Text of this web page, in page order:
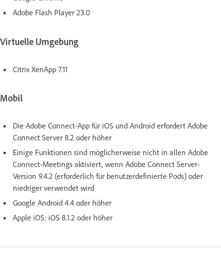
Adobe Flash Player 23.0
Virtuelle Umgebung
Citrix XenApp 7.11
Mobil
Die Adobe Connect-App für iOS und Android erfordert Adobe
Connect Server 8.2 oder höher
Einige Funktionen sind möglicherweise nicht in allen Adobe
Connect-Meetings aktiviert, wenn Adobe Connect Server-
Version 9.4.2 (erforderlich für benutzerdefinierte Pods) oder
niedriger verwendet wird
Google Android 4.4 oder höher
Apple iOS: iOS 8.1.2 oder höher